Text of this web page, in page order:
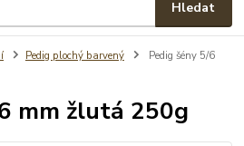
Hledat
Pedig plochý barvený
Pedig šény 5/6
mm žlutá 250g